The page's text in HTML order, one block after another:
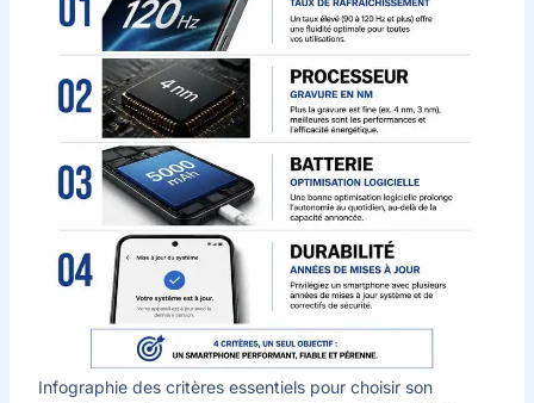
Infographie des critères essentiels pour choisir son